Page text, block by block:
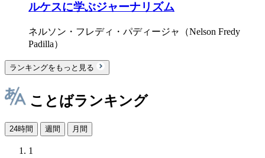
ルケスに学ぶジャーナリズム
ネルソン・フレディ・パディージャ（Nelson Fredy
Padilla）
ランキングをもっと見る
ことばランキング
24時間 週間 月間
1